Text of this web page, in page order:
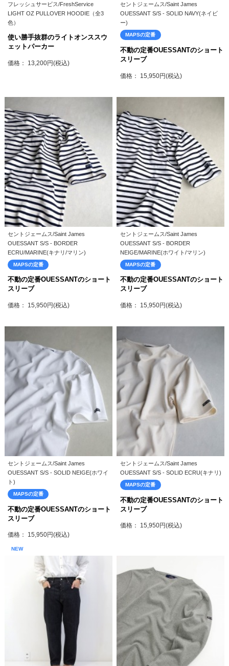
フレッシュサービス/FreshService
LIGHT OZ PULLOVER HOODIE（全3
色）
使い勝手抜群のライトオンススウ
ェットパーカー
価格： 13,200円(税込)
セントジェームス/Saint James
OUESSANT S/S - SOLID NAVY(ネイビ
ー)
MAPSの定番
不動の定番OUESSANTのショート
スリーブ
価格： 15,950円(税込)
セントジェームス/Saint James
OUESSANT S/S - BORDER
ECRU/MARINE(キナリ/マリン)
MAPSの定番
不動の定番OUESSANTのショート
スリーブ
価格： 15,950円(税込)
セントジェームス/Saint James
OUESSANT S/S - BORDER
NEIGE/MARINE(ホワイト/マリン)
MAPSの定番
不動の定番OUESSANTのショート
スリーブ
価格： 15,950円(税込)
セントジェームス/Saint James
OUESSANT S/S - SOLID NEIGE(ホワイ
ト)
MAPSの定番
不動の定番OUESSANTのショート
スリーブ
価格： 15,950円(税込)
セントジェームス/Saint James
OUESSANT S/S - SOLID ECRU(キナリ)
MAPSの定番
不動の定番OUESSANTのショート
スリーブ
価格： 15,950円(税込)
NEW